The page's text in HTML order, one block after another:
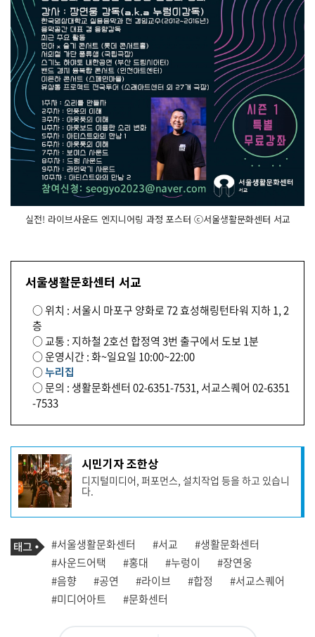
실전! 라이브사운드 엔지니어링 과정 포스터 ⓒ서울생활문화센터 서교
서울생활문화센터 서교
○ 위치 : 서울시 마포구 양화로 72 효성해링턴타워 지하 1, 2
층
○ 교통 : 지하철 2호선 합정역 3번 출구에서 도보 1분
○ 운영시간 : 화~일요일 10:00~22:00
○누리집
○ 문의 : 생활문화센터 02-6351-7531, 서교스퀘어 02-6351
-7533
기
사
작
성
자
프
필
시민기자 조한상
디지털미디어, 퍼포먼스, 설치작업 등을 하고 있습니
다.
기
사
관
련
태
그
태
그
#서울생활문화센터 #서교
#생활문화센터
#사운드어택
#홍대 #누렁이
#장연웅
#음향
#공연 #라이브 #합정
#서교스퀘어
#미디어아트
#문화센터